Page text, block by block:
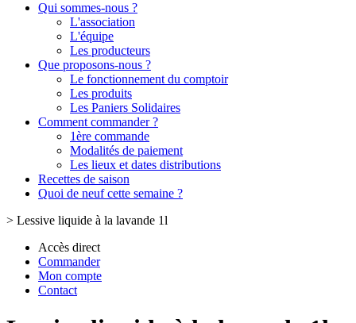
Qui sommes-nous ?
L'association
L'équipe
Les producteurs
Que proposons-nous ?
Le fonctionnement du comptoir
Les produits
Les Paniers Solidaires
Comment commander ?
1ère commande
Modalités de paiement
Les lieux et dates distributions
Recettes de saison
Quoi de neuf cette semaine ?
> Lessive liquide à la lavande 1l
Accès direct
Commander
Mon compte
Contact